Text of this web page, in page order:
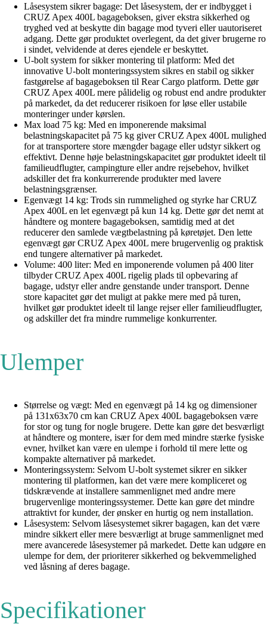
Låsesystem sikrer bagage: Det låsesystem, der er indbygget i
CRUZ Apex 400L bagageboksen, giver ekstra sikkerhed og
tryghed ved at beskytte din bagage mod tyveri eller uautoriseret
adgang. Dette gør produktet overlegent, da det giver brugerne ro
i sindet, velvidende at deres ejendele er beskyttet.
U-bolt system for sikker montering til platform: Med det
innovative U-bolt monteringssystem sikres en stabil og sikker
fastgørelse af bagageboksen til Rear Cargo platform. Dette gør
CRUZ Apex 400L mere pålidelig og robust end andre produkter
på markedet, da det reducerer risikoen for løse eller ustabile
monteringer under kørslen.
Max load 75 kg: Med en imponerende maksimal
belastningskapacitet på 75 kg giver CRUZ Apex 400L mulighed
for at transportere store mængder bagage eller udstyr sikkert og
effektivt. Denne høje belastningskapacitet gør produktet ideelt til
familieudflugter, campingture eller andre rejsebehov, hvilket
adskiller det fra konkurrerende produkter med lavere
belastningsgrænser.
Egenvægt 14 kg: Trods sin rummelighed og styrke har CRUZ
Apex 400L en let egenvægt på kun 14 kg. Dette gør det nemt at
håndtere og montere bagageboksen, samtidig med at det
reducerer den samlede vægtbelastning på køretøjet. Den lette
egenvægt gør CRUZ Apex 400L mere brugervenlig og praktisk
end tungere alternativer på markedet.
Volume: 400 liter: Med en imponerende volumen på 400 liter
tilbyder CRUZ Apex 400L rigelig plads til opbevaring af
bagage, udstyr eller andre genstande under transport. Denne
store kapacitet gør det muligt at pakke mere med på turen,
hvilket gør produktet ideelt til lange rejser eller familieudflugter,
og adskiller det fra mindre rummelige konkurrenter.
Ulemper
Størrelse og vægt: Med en egenvægt på 14 kg og dimensioner
på 131x63x70 cm kan CRUZ Apex 400L bagageboksen være
for stor og tung for nogle brugere. Dette kan gøre det besværligt
at håndtere og montere, især for dem med mindre stærke fysiske
evner, hvilket kan være en ulempe i forhold til mere lette og
kompakte alternativer på markedet.
Monteringssystem: Selvom U-bolt systemet sikrer en sikker
montering til platformen, kan det være mere kompliceret og
tidskrævende at installere sammenlignet med andre mere
brugervenlige monteringssystemer. Dette kan gøre det mindre
attraktivt for kunder, der ønsker en hurtig og nem installation.
Låsesystem: Selvom låsesystemet sikrer bagagen, kan det være
mindre sikkert eller mere besværligt at bruge sammenlignet med
mere avancerede låsesystemer på markedet. Dette kan udgøre en
ulempe for dem, der prioriterer sikkerhed og bekvemmelighed
ved låsning af deres bagage.
Specifikationer